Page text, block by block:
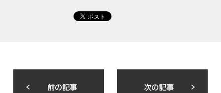
前の記事 次の記事